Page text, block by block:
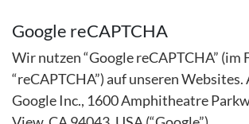
Google reCAPTCHA
Wir nutzen “Google reCAPTCHA” (im
“reCAPTCHA”) auf unseren
Google Inc., 1600 Amphitheatre